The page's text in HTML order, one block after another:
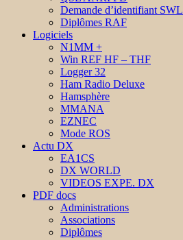
Demande d’identifiant SWL
Diplômes RAF
Logiciels
N1MM +
Win REF HF – THF
Logger 32
Ham Radio Deluxe
Hamsphère
MMANA
EZNEC
Mode ROS
Actu DX
EA1CS
DX WORLD
VIDEOS EXPE. DX
PDF docs
Administrations
Associations
Diplômes